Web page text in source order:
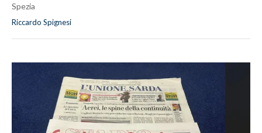
Spezia
Riccardo Spignesi